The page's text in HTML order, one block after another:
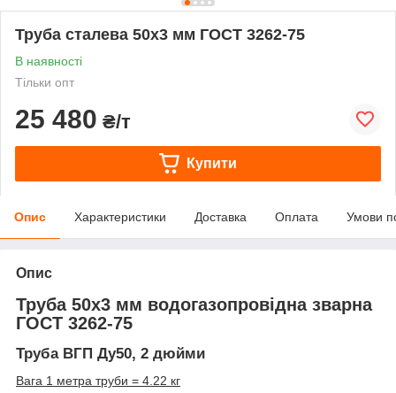
Труба сталева 50х3 мм ГОСТ 3262-75
В наявності
Тільки опт
25 480 ₴/т
Купити
Опис Характеристики Доставка Оплата Умови
Опис
Труба 50х3 мм водогазопровідна зварна
ГОСТ 3262-75
Труба ВГП Ду50, 2 дюйми
Вага 1 метра труби = 4.22 кг